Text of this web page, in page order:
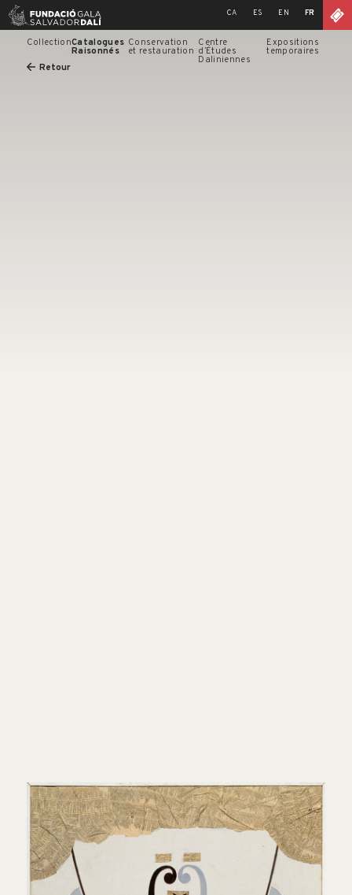
Skip
CA ES EN FR
CollectionCatalogues
Raisonnés
Conservation
et restauration
Centre
d’Études
Daliniennes
Expositions
temporaires
Retour